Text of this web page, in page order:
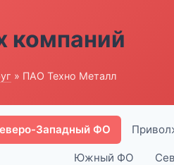
компаний
» ПАО Техно Металл
Западный ФО
Южный ФО